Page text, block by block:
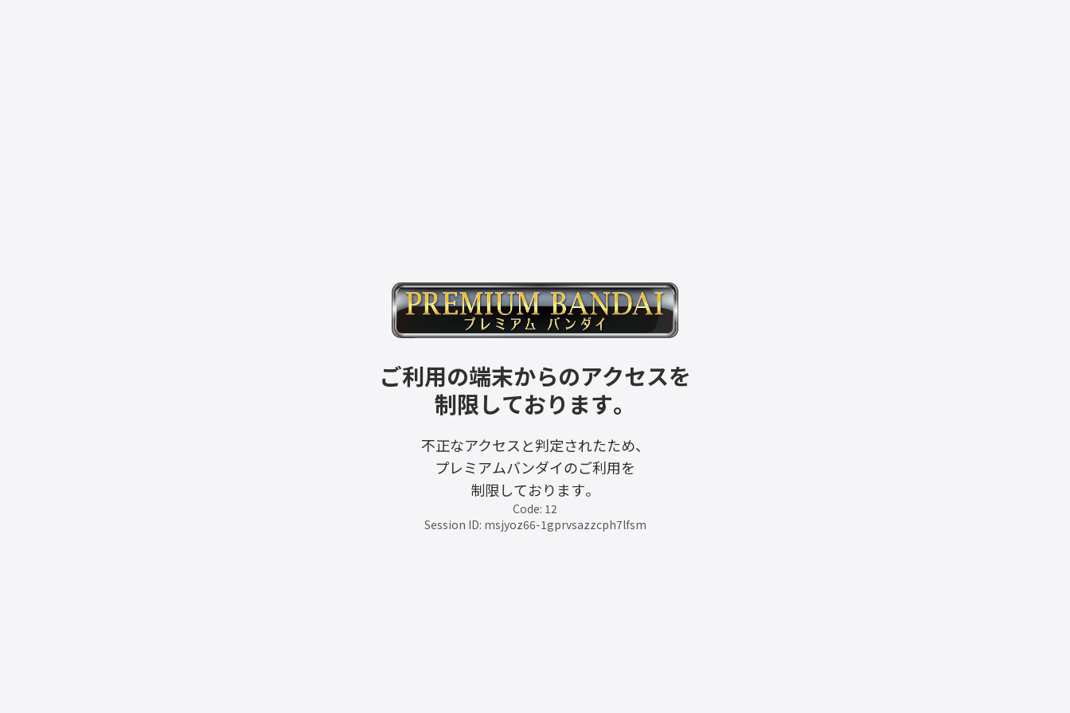
ご利用の端末からのアクセスを
制限しております。
不正なアクセスと判定されたため、
プレミアムバンダイのご利用を
制限しております。
Code: 12
Session ID: msjyoz66-1gprvsazzcph7lfsm